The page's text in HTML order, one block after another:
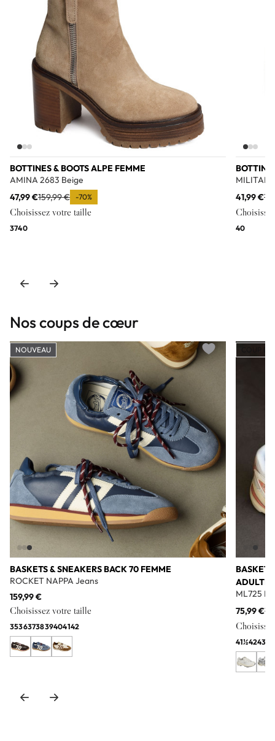
BOTTINES & BOOTS ALPE FEMME
AMINA 2683 Beige
47,99 €159,99 € -70%
Choisissez votre taille
3740
41,99 €
40
Nos coups de cœur
BASKETS & SNEAKERS BACK 70 FEMME
ROCKET NAPPA Jeans
159,99 €
Choisissez votre taille
3536373839404142
NOUVEAU
Add to wishlist
ADULTE
ML725
75,99 €
41½4243